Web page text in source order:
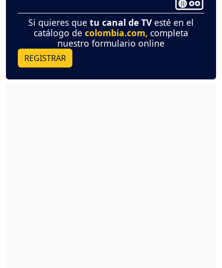
Si quieres que tu canal de TVesté en el
catálogo de colombia.com, completa
nuestro formulario online
REGISTRAR